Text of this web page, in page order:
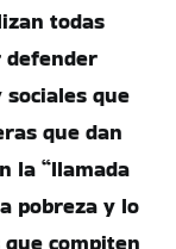
todas
defender
que
que dan
la “llamada
pobreza y lo
compiten